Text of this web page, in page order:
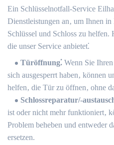
Ein Schlüsselnotfall-Service
Dienstleistungen an‚ um Ihnen
Schlüssel und Schloss zu helfen.​
die unser Service anbietet⁚
Türöffnung⁚ Wenn Sie
sich ausgesperrt haben‚ können
helfen‚ die Tür zu öffnen‚ ohne
Schlossreparatur/-
ist oder nicht mehr funktioniert‚
Problem beheben und entweder
ersetzen.​